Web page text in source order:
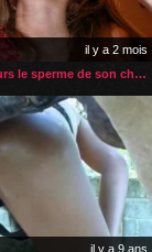
il y a 2 mois
Elle boit toujours le sperme de son chien avant la monte
il y a 9 ans